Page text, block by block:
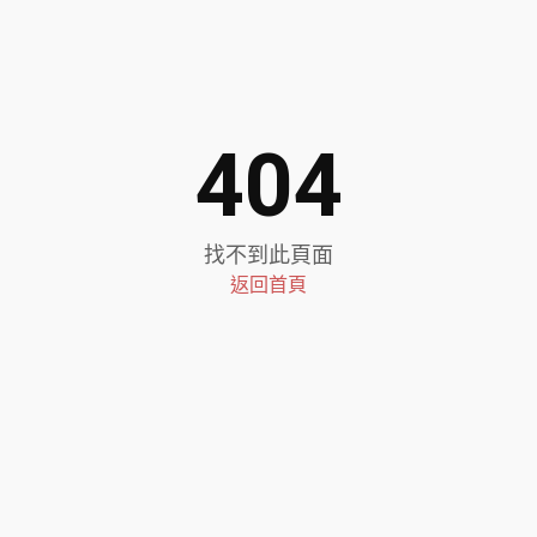
404
找不到此頁面
返回首頁